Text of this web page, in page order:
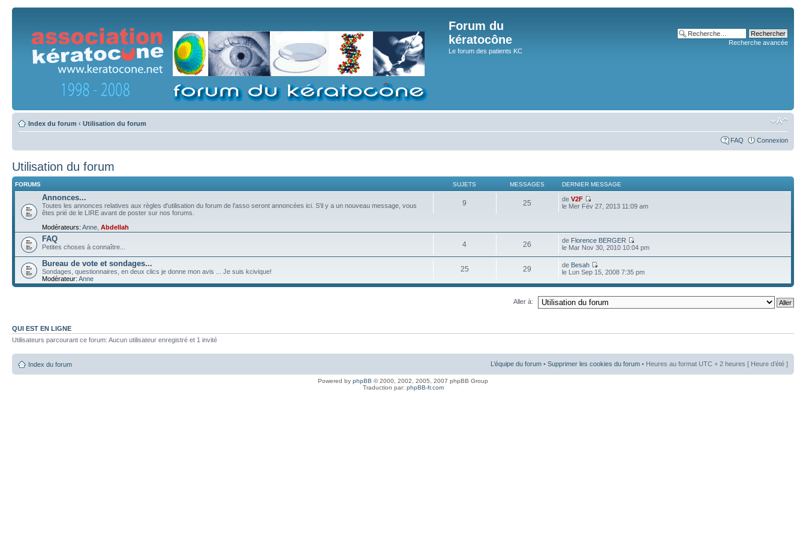
Forum du
kératocône
Le forum des patients KC
Recherche avancée
Index du forum ‹ Utilisation du forum
FAQ Connexion
Utilisation du forum
FORUMS SUJETS MESSAGES DERNIER MESSAGE
Annonces...
Toutes les annonces relatives aux règles d'utilisation du forum de l'asso seront annoncées ici. S'il y a un nouveau message, vous
êtes prié de le LIRE avant de poster sur nos forums.
Modérateurs: Anne Abdellah
9 25 deV2F
le Mer Fév 27, 2013 11:09 am
FAQ
Petites choses à connaître... 4 26 de Florence BERGER
le Mar Nov 30, 2010 10:04 pm
Bureau de vote et sondages...
Sondages, questionnaires, en deux clics je donne mon avis ... Je suis kcivique!
Modérateur: Anne
25 29 de Besah
le Lun Sep 15, 2008 7:35 pm
Aller à:
QUI EST EN LIGNE
Utilisateurs parcourant ce forum: Aucun utilisateur enregistré et 1 invité
Index du forum L’équipe du forum • Supprimer les cookies du forum • Heures au format UTC + 2 heures [ Heure d’été ]
Powered by phpBB © 2000, 2002, 2005, 2007 phpBB Group
Traduction par: phpBB-fr.com